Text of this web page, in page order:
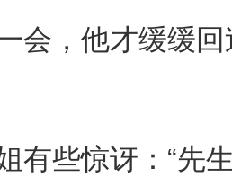
，他才缓缓回
些惊讶：“先生